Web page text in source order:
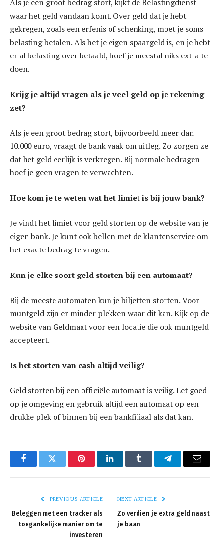
Als je een groot bedrag stort, kijkt de Belastingdienst
waar het geld vandaan komt. Over geld dat je hebt
gekregen, zoals een erfenis of schenking, moet je soms
belasting betalen. Als het je eigen spaargeld is, en je hebt
er al belasting over betaald, hoef je meestal niks extra te
doen.
Krijg je altijd vragen als je veel geld op je rekening
zet?
Als je een groot bedrag stort, bijvoorbeeld meer dan
10.000 euro, vraagt de bank vaak om uitleg. Zo zorgen ze
dat het geld eerlijk is verkregen. Bij normale bedragen
hoef je geen vragen te verwachten.
Hoe kom je te weten wat het limiet is bij jouw bank?
Je vindt het limiet voor geld storten op de website van je
eigen bank. Je kunt ook bellen met de klantenservice om
het exacte bedrag te vragen.
Kun je elke soort geld storten bij een automaat?
Bij de meeste automaten kun je biljetten storten. Voor
muntgeld zijn er minder plekken waar dit kan. Kijk op de
website van Geldmaat voor een locatie die ook muntgeld
accepteert.
Is het storten van cash altijd veilig?
Geld storten bij een officiële automaat is veilig. Let goed
op je omgeving en gebruik altijd een automaat op een
drukke plek of binnen bij een bankfiliaal als dat kan.
FacebookTwitter PinterestLinkedInTumblr TelegramEmail
PREVIOUS ARTICLE
Beleggen met een tracker als
toegankelijke manier om te
investeren
NEXT ARTICLE
Zo verdien je extra geld naast
je baan